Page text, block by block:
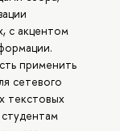
с акцентом
применить
сетевого
текстовых